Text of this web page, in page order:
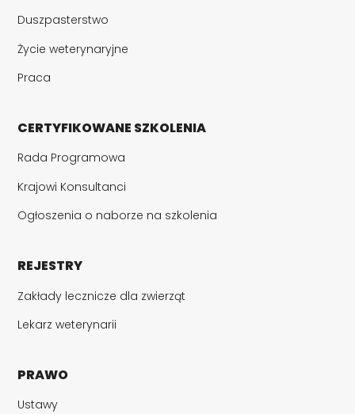
Duszpasterstwo
Życie weterynaryjne
Praca
CERTYFIKOWANE SZKOLENIA
Rada Programowa
Krajowi Konsultanci
Ogłoszenia o naborze na szkolenia
REJESTRY
Zakłady lecznicze dla zwierząt
Lekarz weterynarii
PRAWO
Ustawy